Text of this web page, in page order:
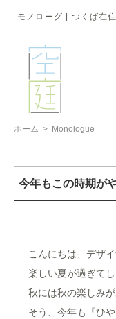
モノローグ | つくば在
ホーム > Monologue
今年もこの時期が
こんにちは、デザ
楽しい夏が過ぎて
秋には秋の楽しみ
そう、今年も『ひ